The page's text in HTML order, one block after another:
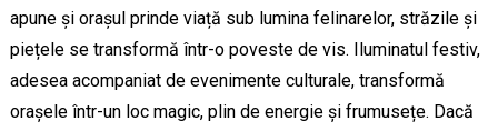
apune și orașul prinde viață sub lumina felinarelor, străzile și
piețele se transformă într-o poveste de vis. Iluminatul festiv,
adesea acompaniat de evenimente culturale, transformă
orașele într-un loc magic, plin de energie și frumusețe. Dacă